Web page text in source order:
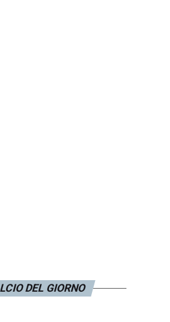
DEL GIORNO